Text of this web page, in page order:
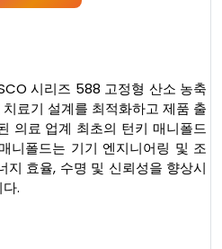
시리즈 588 고정형 산소 농축
료기 설계를 최적화하고 제품 출
의료 업계 최초의 턴키 매니폴드
니폴드는 기기 엔지니어링 및 조
지 효율, 수명 및 신뢰성을 향상시
.